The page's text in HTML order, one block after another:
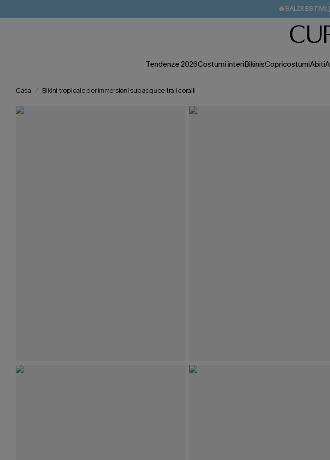
🔥SALDI ESTIVI:
🚚SPEDIZIONE
💌REGALO PER I
Tendenze 2026Costumi interiBikinisCopricostumiAbiti
Casa Bikini tropicale per immersioni subacquee tra i coralli